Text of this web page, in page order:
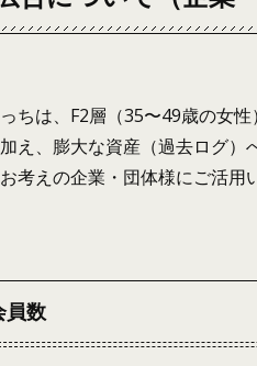
ちは、F2層（35〜49歳の女
え、膨大な資産（過去ログ）
考えの企業・団体様にご活用
員数